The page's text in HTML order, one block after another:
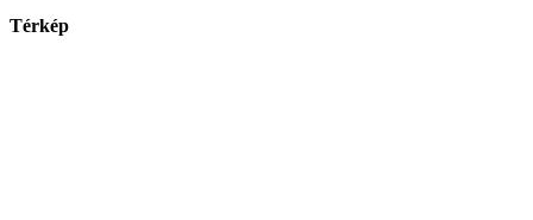
Térkép